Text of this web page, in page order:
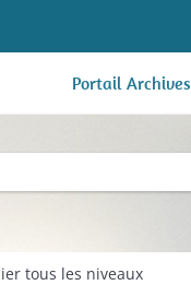
Portail
tous les niveaux